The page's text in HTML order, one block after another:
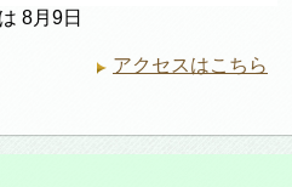
8月9日
アクセスはこちら